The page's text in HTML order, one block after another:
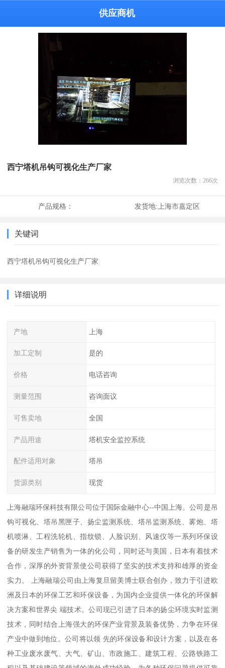
供应商机
西宁塔机吊钩可视化生产厂家
浏览次数： 266次
产品规格： 发货地:上海市嘉定区
关键词
西宁塔机吊钩可视化生产厂家
详细说明
产地 上海
加工定制 是的
价格 电话咨询
测量范围 咨询面议
可售卖地 全国
产品用途 塔机安全监控系统
配件适用对象 塔吊
货源类别 现货
上海融瑞环保科技有限公司位于国际金融中心--中国上海。公司是吊
钩可视化、塔吊黑匣子、扬尘监测系统、塔吊监测系统、雾炮、塔
机喷淋、工程洗轮机、指纹锁、人脸识别、风速仪等一系列环保设
备的研发生产销售为一体的化公司，同时还与美国，日本有着技术
合作，深厚的外资背景使公司获得了坚实的技术支持和雄厚的资金
实力。 上海融瑞公司由上海复旦留美博士联合创办，致力于引进欧
洲及日本的环保工艺和环保设备，为国内企业提供一体化的环保解
决方案和世界尖 端技术。公司现已引进了日本的扬尘环境实时监测
技术，同时结合上海强大的环保产业背景及装备优势，力争在环保
产业中做到地位。公司将以领 先的环保设备和设计方案，以及在各
种工业废水废气、大气、矿山、市政施工、建筑工程、公路铁路工